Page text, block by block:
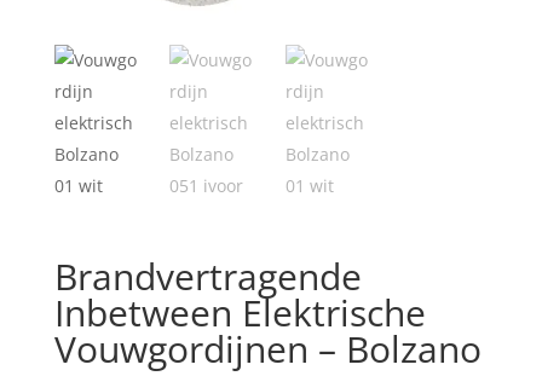
Brandvertragende
Inbetween Elektrische
Vouwgordijnen – Bolzano